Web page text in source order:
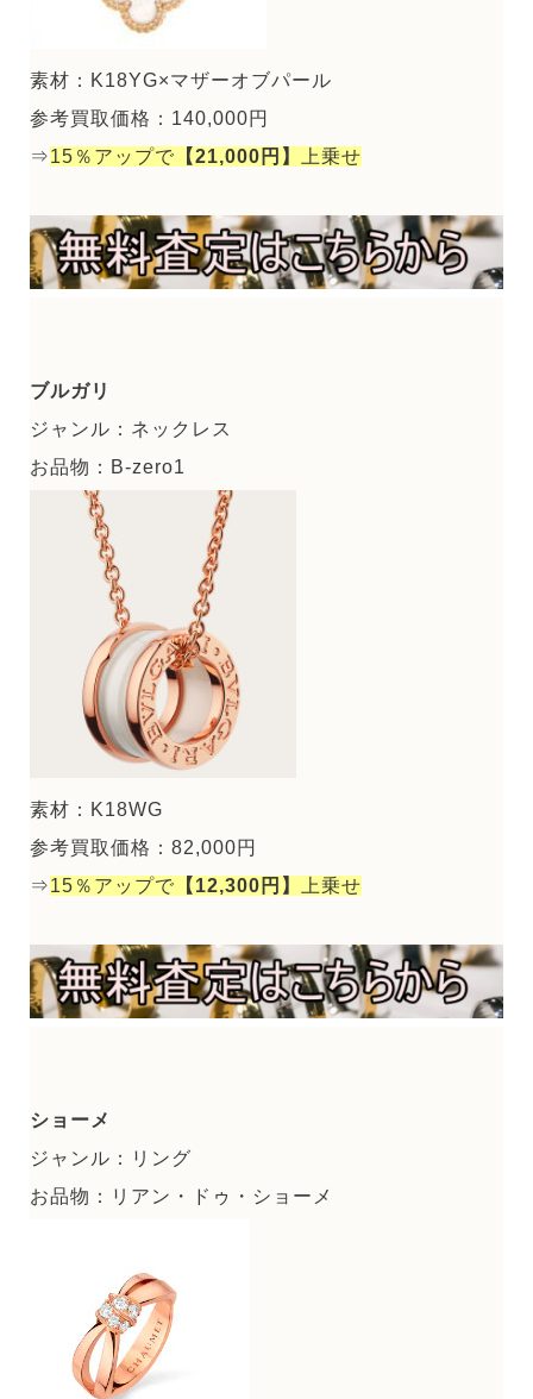
素材：K18YG×マザーオブパール
参考買取価格：140,000円
⇒15％アップで 【21,000円】 上乗せ
ブルガリ
ジャンル：ネックレス
お品物：B-zero1
素材：K18WG
参考買取価格：82,000円
⇒15％アップで 【12,300円】 上乗せ
ショーメ
ジャンル：リング
お品物：リアン・ドゥ・ショーメ